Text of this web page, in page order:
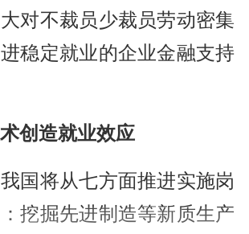
对不裁员少裁员劳动密集
稳定就业的企业金融支持
创造就业效应
国将从七方面推进实施岗
挖掘先进制造等新质生产